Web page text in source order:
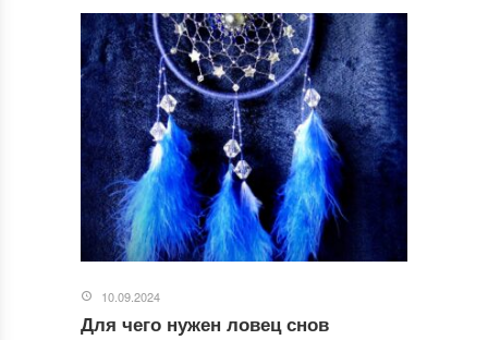
10.09.2024
Для чего нужен ловец снов